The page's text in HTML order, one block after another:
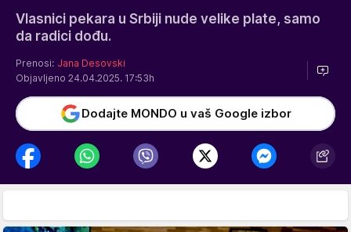
Vlasnici pekara u Srbiji nude velike plate, samo
da radici dođu.
Prenosi: Jana Desovski
Objavljeno 24.04.2025. 17:53h
Dodajte MONDO u vaš Google izbor